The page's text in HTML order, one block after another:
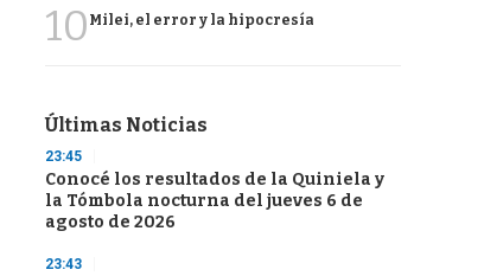
10 Milei, el error y la hipocresía
Últimas Noticias
23:45
Conocé los resultados de la Quiniela y
la Tómbola nocturna del jueves 6 de
agosto de 2026
23:43